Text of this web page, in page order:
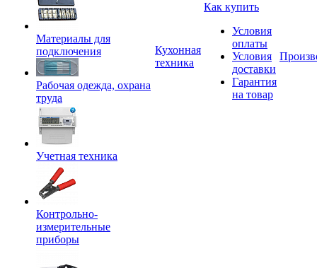
Материалы для
подключения
Рабочая одежда, охрана
труда
Учетная техника
Контрольно-
измерительные
приборы
Кухонная
техника
Как купить
Условия
оплаты
Условия
доставки
Гарантия
на товар